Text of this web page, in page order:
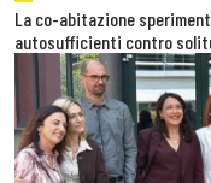
La co-abitazione
autosufficienti contro